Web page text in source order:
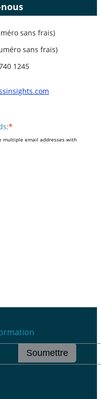
sans frais)
sans frais)
1245
*
multiple email addresses with
Soumettre